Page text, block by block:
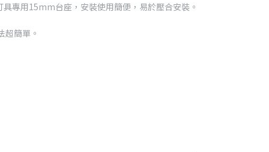
專用15mm台座，安裝使用簡便，易於壓合安裝。
超簡單。